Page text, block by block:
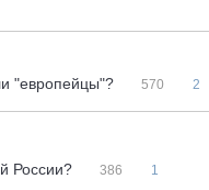
"европейцы"?
570 2
России?
386 1